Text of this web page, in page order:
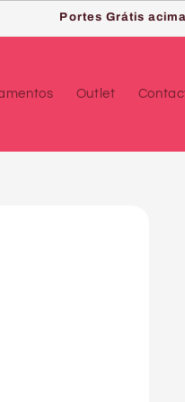
Portes Grátis
Outlet